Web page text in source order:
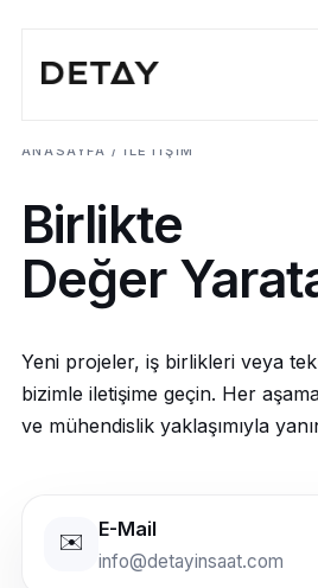
ANASAYFA / İLETİŞİM
Birlikte
Değer
Yeni projeler, iş birlikleri veya
bizimle iletişime geçin. Her
ve mühendislik yaklaşımıyla
✉️ E-Mail
info@detayinsaat.com